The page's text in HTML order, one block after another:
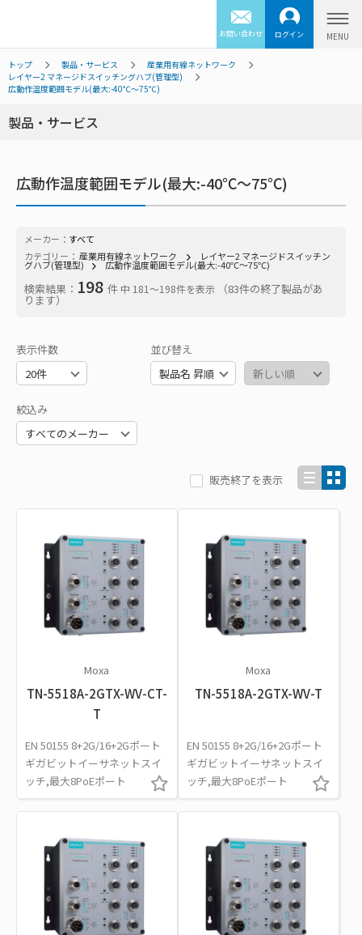
お問い合わせ ログイン
トップ 製品・サービス
産業用有線ネットワーク
レイヤー2 マネージドスイッチングハブ(管理型)
広動作温度範囲モデル(最大:-40℃～75℃)
製品・サービス
広動作温度範囲モデル(最大:-40℃～75℃)
メーカー： すべて
カテゴリー： 産業用有線ネットワーク レイヤー2 マネージドスイッチン
グハブ(管理型) 広動作温度範囲モデル(最大:-40℃～75℃)
検索結果： 198 件 中 181〜198件を表示 （83件の終了製品があ
ります）
表示件数 並び替え
絞込み
販売終了を表示
Moxa
TN-5518A-2GTX-WV-CT-
T
EN 50155 8+2G/16+2Gポート
ギガビットイーサネットスイ
ッチ,最大8PoEポート
Moxa
TN-5518A-2GTX-WV-T
EN 50155 8+2G/16+2Gポート
ギガビットイーサネットスイ
ッチ,最大8PoEポート